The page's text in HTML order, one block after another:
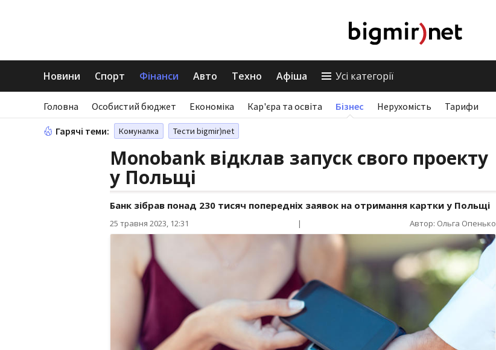
Новини Спорт Фінанси Авто Техно Афіша Усі категорії
Головна Особистий бюджет Економіка Кар'єра та освіта Бізнес Нерухомість Тарифи
Гарячі теми: Комуналка Тести bigmir)net
Monobank відклав запуск свого проекту
у Польщі
Банк зібрав понад 230 тисяч попередніх заявок на отримання картки у Польщі
25 травня 2023, 12:31 | Автор: Ольга Опенько